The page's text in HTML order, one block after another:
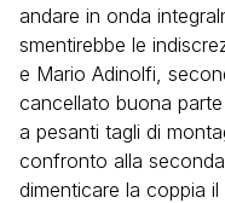
andare in onda
smentirebbe le
e Mario Adinolfi,
cancellato buona
a pesanti tagli di
confronto alla
dimenticare la coppia